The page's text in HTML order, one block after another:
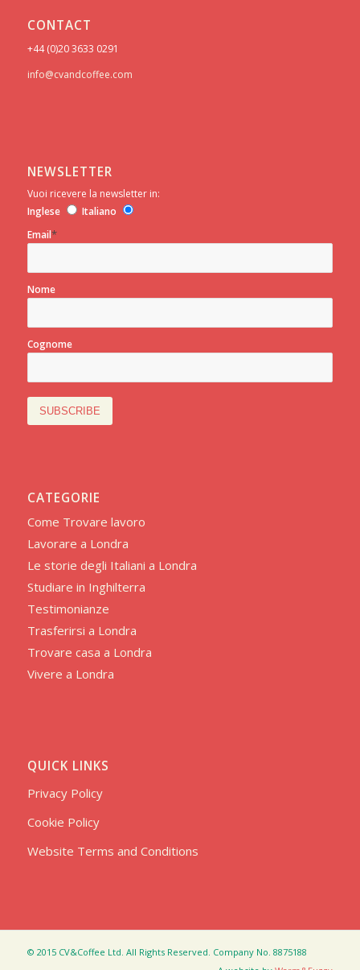
CONTACT
+44 (0)20 3633 0291
info@cvandcoffee.com
NEWSLETTER
Vuoi ricevere la newsletter in:
Inglese
Italiano
Email*
Nome
Cognome
CATEGORIE
Come Trovare lavoro
Lavorare a Londra
Le storie degli Italiani a Londra
Studiare in Inghilterra
Testimonianze
Trasferirsi a Londra
Trovare casa a Londra
Vivere a Londra
QUICK LINKS
Privacy Policy
Cookie Policy
Website Terms and Conditions
© 2015 CV&Coffee Ltd. All Rights Reserved. Company No. 8875188